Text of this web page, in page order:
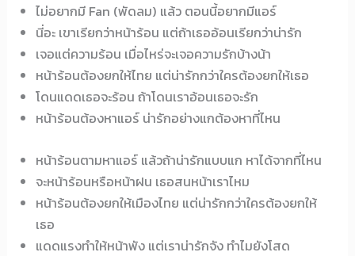
ไม่อยากมี Fan (พัดลม) แล้ว ตอนนี้อยากมีแอร์
นี่อะ เขาเรียกว่าหน้าร้อน แต่ถ้าเธออ้อนเรียกว่าน่ารัก
เจอแต่ความร้อน เมื่อไหร่จะเจอความรักบ้างน้า
หน้าร้อนต้องยกให้ไทย แต่น่ารักกว่าใครต้องยกให้เธอ
โดนแดดเธอจะร้อน ถ้าโดนเราอ้อนเธอจะรัก
หน้าร้อนต้องหาแอร์ น่ารักอย่างแกต้องหาที่ไหน
หน้าร้อนตามหาแอร์ แล้วถ้าน่ารักแบบแก หาได้จากที่ไหน
จะหน้าร้อนหรือหน้าฝน เธอสนหน้าเราไหม
หน้าร้อนต้องยกให้เมืองไทย แต่น่ารักกว่าใครต้องยกให้
เธอ
แดดแรงทำให้หน้าพัง แต่เราน่ารักจัง ทำไมยังโสด